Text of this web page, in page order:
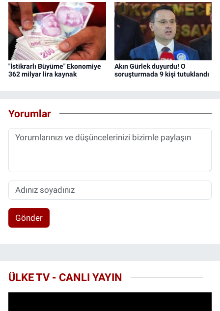
"İstikrarlı Büyüme" Ekonomiye
362 milyar lira kaynak
Akın Gürlek duyurdu! O
soruşturmada 9 kişi tutuklandı
Yorumlar
Gönder
ÜLKE TV - CANLI YAYIN